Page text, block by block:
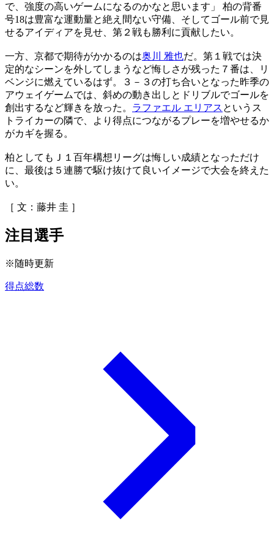
で、強度の高いゲームになるのかなと思います」 柏の背番
号18は豊富な運動量と絶え間ない守備、そしてゴール前で見
せるアイディアを見せ、第２戦も勝利に貢献したい。
一方、京都で期待がかかるのは奥川 雅也だ。第１戦では決
定的なシーンを外してしまうなど悔しさが残った７番は、リ
ベンジに燃えているはず。３－３の打ち合いとなった昨季の
アウェイゲームでは、斜めの動き出しとドリブルでゴールを
創出するなど輝きを放った。 ラファエル エリアス というス
トライカーの隣で、より得点につながるプレーを増やせるか
がカギを握る。
柏としてもＪ１百年構想リーグは悔しい成績となっただけ
に、最後は５連勝で駆け抜けて良いイメージで大会を終えた
い。
［ 文：藤井 圭 ］
注目選手
※随時更新
得点総数